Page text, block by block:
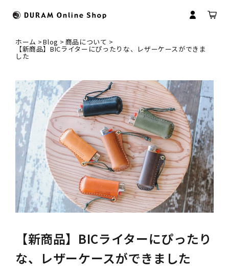
すべてのカテゴリ
財布
マネークリップ
コインケース
名刺入れ
パスケース
キーホルダー
HOME
ドゥラムについて
革について
革製品のお取扱いについて
商品のお届けについて
修理について
名入れできる商品一覧
マイアカウント
会員登録
ログイン
ホーム Blog 商品について
【新商品】BICライターにぴったりな、レザーケースができま
した
【新商品】BICライターにぴったり
な、レザーケースができました